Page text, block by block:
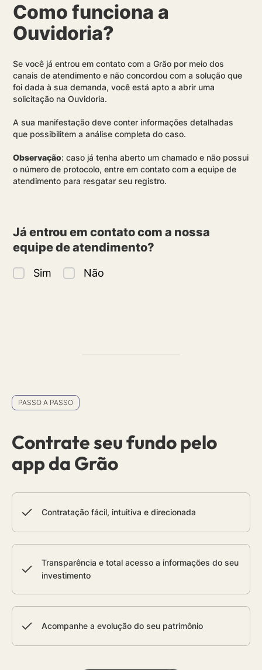
Como funciona a
Ouvidoria?
Se você já entrou em contato com a Grão por meio dos
canais de atendimento e não concordou com a solução que
foi dada à sua demanda, você está apto a abrir uma
solicitação na Ouvidoria.
A sua manifestação deve conter informações detalhadas
que possibilitem a análise completa do caso.
Observação: caso já tenha aberto um chamado e não possui
o número de protocolo, entre em contato com a equipe de
atendimento para resgatar seu registro.
Já entrou em contato com a nossa
equipe de atendimento?
Sim Não
PASSO A PASSO
Contrate seu fundo pelo
app da Grão
Contratação fácil, intuitiva e direcionada
Transparência e total acesso a informações do seu
investimento
Acompanhe a evolução do seu patrimônio